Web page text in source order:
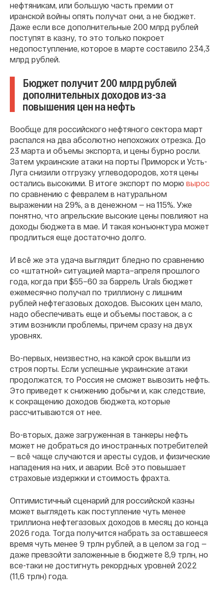
нефтяникам, или большую часть премии от
иранской войны опять получат они, а не бюджет.
Даже если все дополнительные 200 млрд рублей
поступят в казну, то это только покроет
недопоступление, которое в марте составило 234,3
млрд рублей.
Бюджет получит 200 млрд рублей
дополнительных доходов из-за
повышения цен на нефть
Вообще для российского нефтяного сектора март
распался на два абсолютно непохожих отрезка. До
23 марта и объемы экспорта, и цены бурно росли.
Затем украинские атаки на порты Приморск и Усть-
Луга снизили отгрузку углеводородов, хотя цены
остались высокими. В итоге экспорт по морю вырос
по сравнению с февралем в натуральном
выражении на 29%, а в денежном — на 115%. Уже
понятно, что апрельские высокие цены повлияют на
доходы бюджета в мае. И такая конъюнктура может
продлиться еще достаточно долго.
И всё же эта удача выглядит бледно по сравнению
со «штатной» ситуацией марта–апреля прошлого
года, когда при $55–60 за баррель Urals бюджет
ежемесячно получал по триллиону с лишним
рублей нефтегазовых доходов. Высоких цен мало,
надо обеспечивать еще и объемы поставок, а с
этим возникли проблемы, причем сразу на двух
уровнях.
Во-первых, неизвестно, на какой срок вышли из
строя порты. Если успешные украинские атаки
продолжатся, то Россия не сможет вывозить нефть.
Это приведет к снижению добычи и, как следствие,
к сокращению доходов бюджета, которые
рассчитываются от нее.
Во-вторых, даже загруженная в танкеры нефть
может не добраться до иностранных потребителей
— всё чаще случаются и аресты судов, и физические
нападения на них, и аварии. Всё это повышает
страховые издержки и стоимость фрахта.
Оптимистичный сценарий для российской казны
может выглядеть как поступление чуть менее
триллиона нефтегазовых доходов в месяц до конца
2026 года. Тогда получится набрать за оставшееся
время чуть менее 9 трлн рублей, а в целом за год —
даже превзойти заложенные в бюджете 8,9 трлн, но
все-таки не достигнуть рекордных уровней 2022
(11,6 трлн) года.